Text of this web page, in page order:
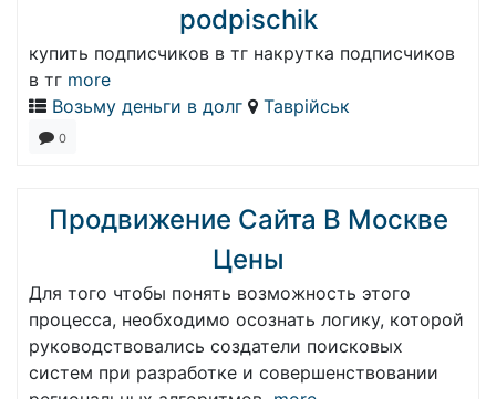
podpischik
купить подписчиков в тг накрутка подписчиков
в тг more
Возьму деньги в долг
Таврійськ
0
Продвижение Сайта В Москве
Цены
Для того чтобы понять возможность этого
процесса, необходимо осознать логику, которой
руководствовались создатели поисковых
систем при разработке и совершенствовании